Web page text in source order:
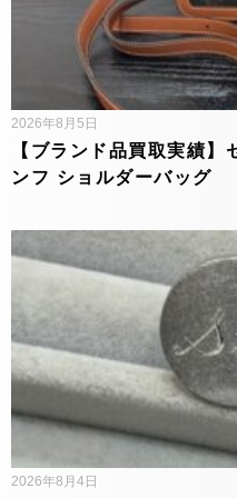
【ブランド品買取実績
ンフ ショルダーバッグ
2026年8月5日
2026年8月4日